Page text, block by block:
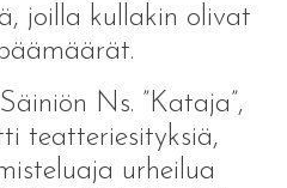
joilla kullakin olivat
Ns. ”Kataja”,
teatteriesityksiä,
urheilua